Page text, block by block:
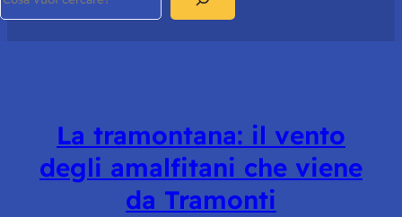
La tramontana: il vento
degli amalfitani che viene
da Tramonti